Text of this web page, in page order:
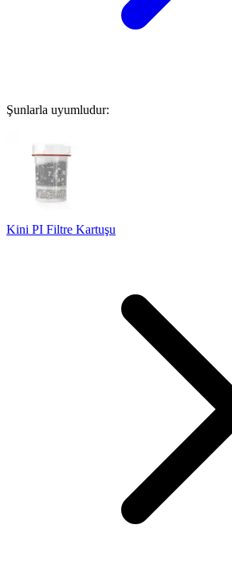
Şunlarla uyumludur:
Kini PI Filtre Kartuşu